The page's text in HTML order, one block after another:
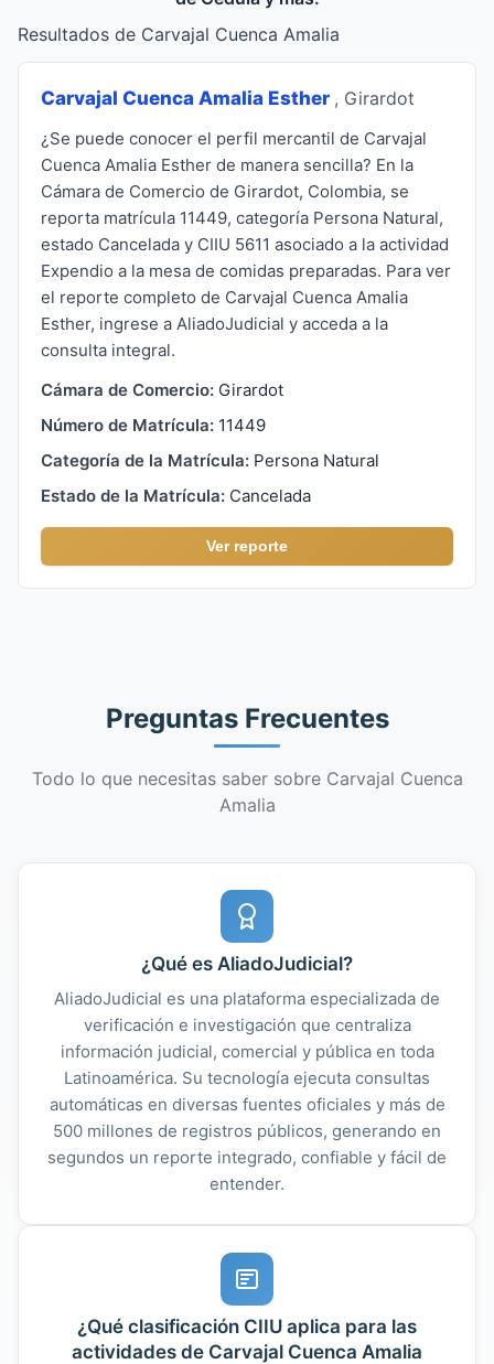
Resultados de Carvajal Cuenca Amalia
Carvajal Cuenca Amalia Esther , Girardot
¿Se puede conocer el perfil mercantil de Carvajal
Cuenca Amalia Esther de manera sencilla? En la
Cámara de Comercio de Girardot, Colombia, se
reporta matrícula 11449, categoría Persona Natural,
estado Cancelada y CIIU 5611 asociado a la actividad
Expendio a la mesa de comidas preparadas. Para ver
el reporte completo de Carvajal Cuenca Amalia
Esther, ingrese a AliadoJudicial y acceda a la
consulta integral.
Cámara de Comercio: Girardot
Número de Matrícula: 11449
Categoría de la Matrícula: Persona Natural
Estado de la Matrícula: Cancelada
Ver reporte
Preguntas Frecuentes
Todo lo que necesitas saber sobre Carvajal Cuenca
Amalia
¿Qué es AliadoJudicial?
AliadoJudicial es una plataforma especializada de
verificación e investigación que centraliza
información judicial, comercial y pública en toda
Latinoamérica. Su tecnología ejecuta consultas
automáticas en diversas fuentes oficiales y más de
500 millones de registros públicos, generando en
segundos un reporte integrado, confiable y fácil de
entender.
¿Qué clasificación CIIU aplica para las
actividades de Carvajal Cuenca Amalia